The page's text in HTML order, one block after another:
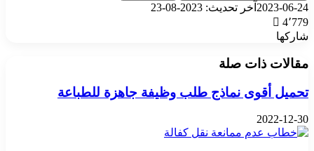
2023-06-24 آخر تحديث: 2023-08-23
4٬779
شاركها
مقالات ذات صلة
تحميل أقوى نماذج طلب وظيفة جاهزة للطباعة
2022-12-30